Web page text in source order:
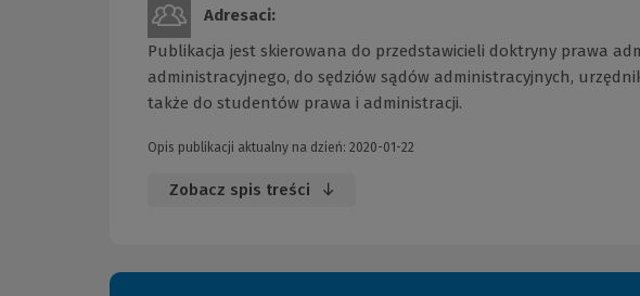
Adresaci:
Publikacja jest skierowana do przedstawicieli doktryny prawa
administracyjnego, do sędziów sądów administracyjnych,
także do studentów prawa i administracji.
Opis publikacji aktualny na dzień: 2020-01-22
Zobacz spis treści